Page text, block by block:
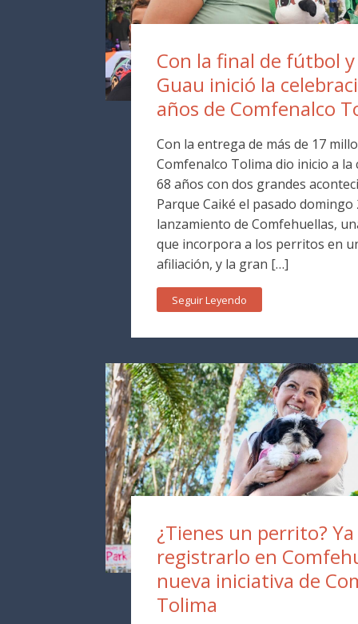
Con la final de fútbol
Guau inició la
años de Comfenalco
Con la entrega de más de 17
Comfenalco Tolima dio inicio a la
68 años con dos grandes
Parque Caiké el pasado domingo
lanzamiento de Comfehuellas,
que incorpora a los perritos en
afiliación, y la gran […]
Seguir Leyendo
¿Tienes un perrito?
registrarlo en
nueva iniciativa de
Tolima